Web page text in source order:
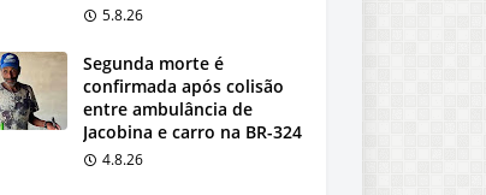
5.8.26
Segunda morte é
confirmada após colisão
entre ambulância de
Jacobina e carro na BR-324
4.8.26